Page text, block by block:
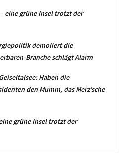
eine grüne Insel trotzt der
demoliert die
Branche schlägt Alarm
Haben die
den Mumm, das Merz’sche
grüne Insel trotzt der